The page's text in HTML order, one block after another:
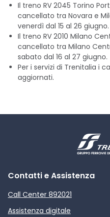
Il treno RV 2045 Torino
cancellato tra Novara e
venerdì dal 15 al 26 giugno.
Il treno RV 2010 Milano
cancellato tra Milano
sabato dal 16 al 27 giugno.
Per i servizi di Trenitalia i
aggiornati.
Contatti e Assistenza
Call Center 892021
Assistenza digitale